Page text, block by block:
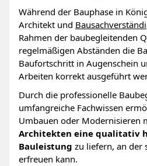
Während der Bauphase in
Architekt und
Rahmen der baubegleitenden
regelmäßigen Abständen die
Baufortschritt in Augenschein
Arbeiten korrekt ausgeführt
Durch die professionelle
umfangreiche Fachwissen
Umbauen oder Modernisieren
Architekten eine qualitativ
Bauleistung zu liefern, an der
erfreuen kann.